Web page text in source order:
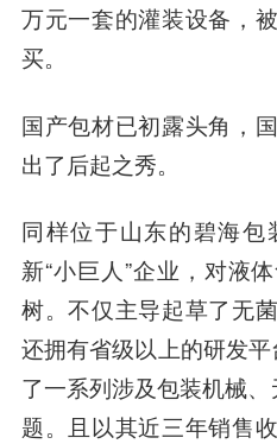
万元一套的灌装设备，
买。
国产包材已初露头角，
出了后起之秀。
同样位于山东的碧海
新“小巨人”企业，对液
树。不仅主导起草了无
还拥有省级以上的研发
了一系列涉及包装机械、
题。且以其近三年销售